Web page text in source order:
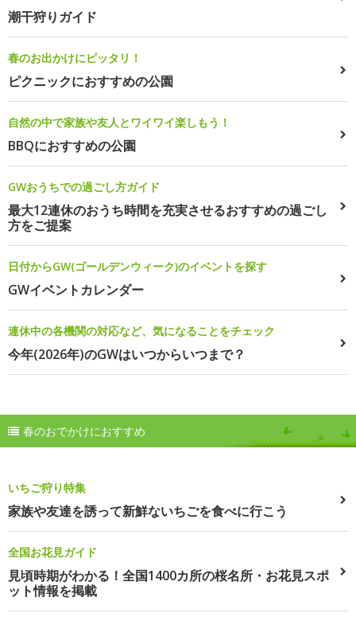
潮干狩りガイド
春のお出かけにピッタリ！
ピクニックにおすすめの公園
自然の中で家族や友人とワイワイ楽しもう！
BBQにおすすめの公園
GWおうちでの過ごし方ガイド
最大12連休のおうち時間を充実させるおすすめの過ごし
方をご提案
日付からGW(ゴールデンウィーク)のイベントを探す
GWイベントカレンダー
連休中の各機関の対応など、気になることをチェック
今年(2026年)のGWはいつからいつまで？
春のおでかけにおすすめ
いちご狩り特集
家族や友達を誘って新鮮ないちごを食べに行こう
全国お花見ガイド
見頃時期がわかる！全国1400カ所の桜名所・お花見スポ
ット情報を掲載